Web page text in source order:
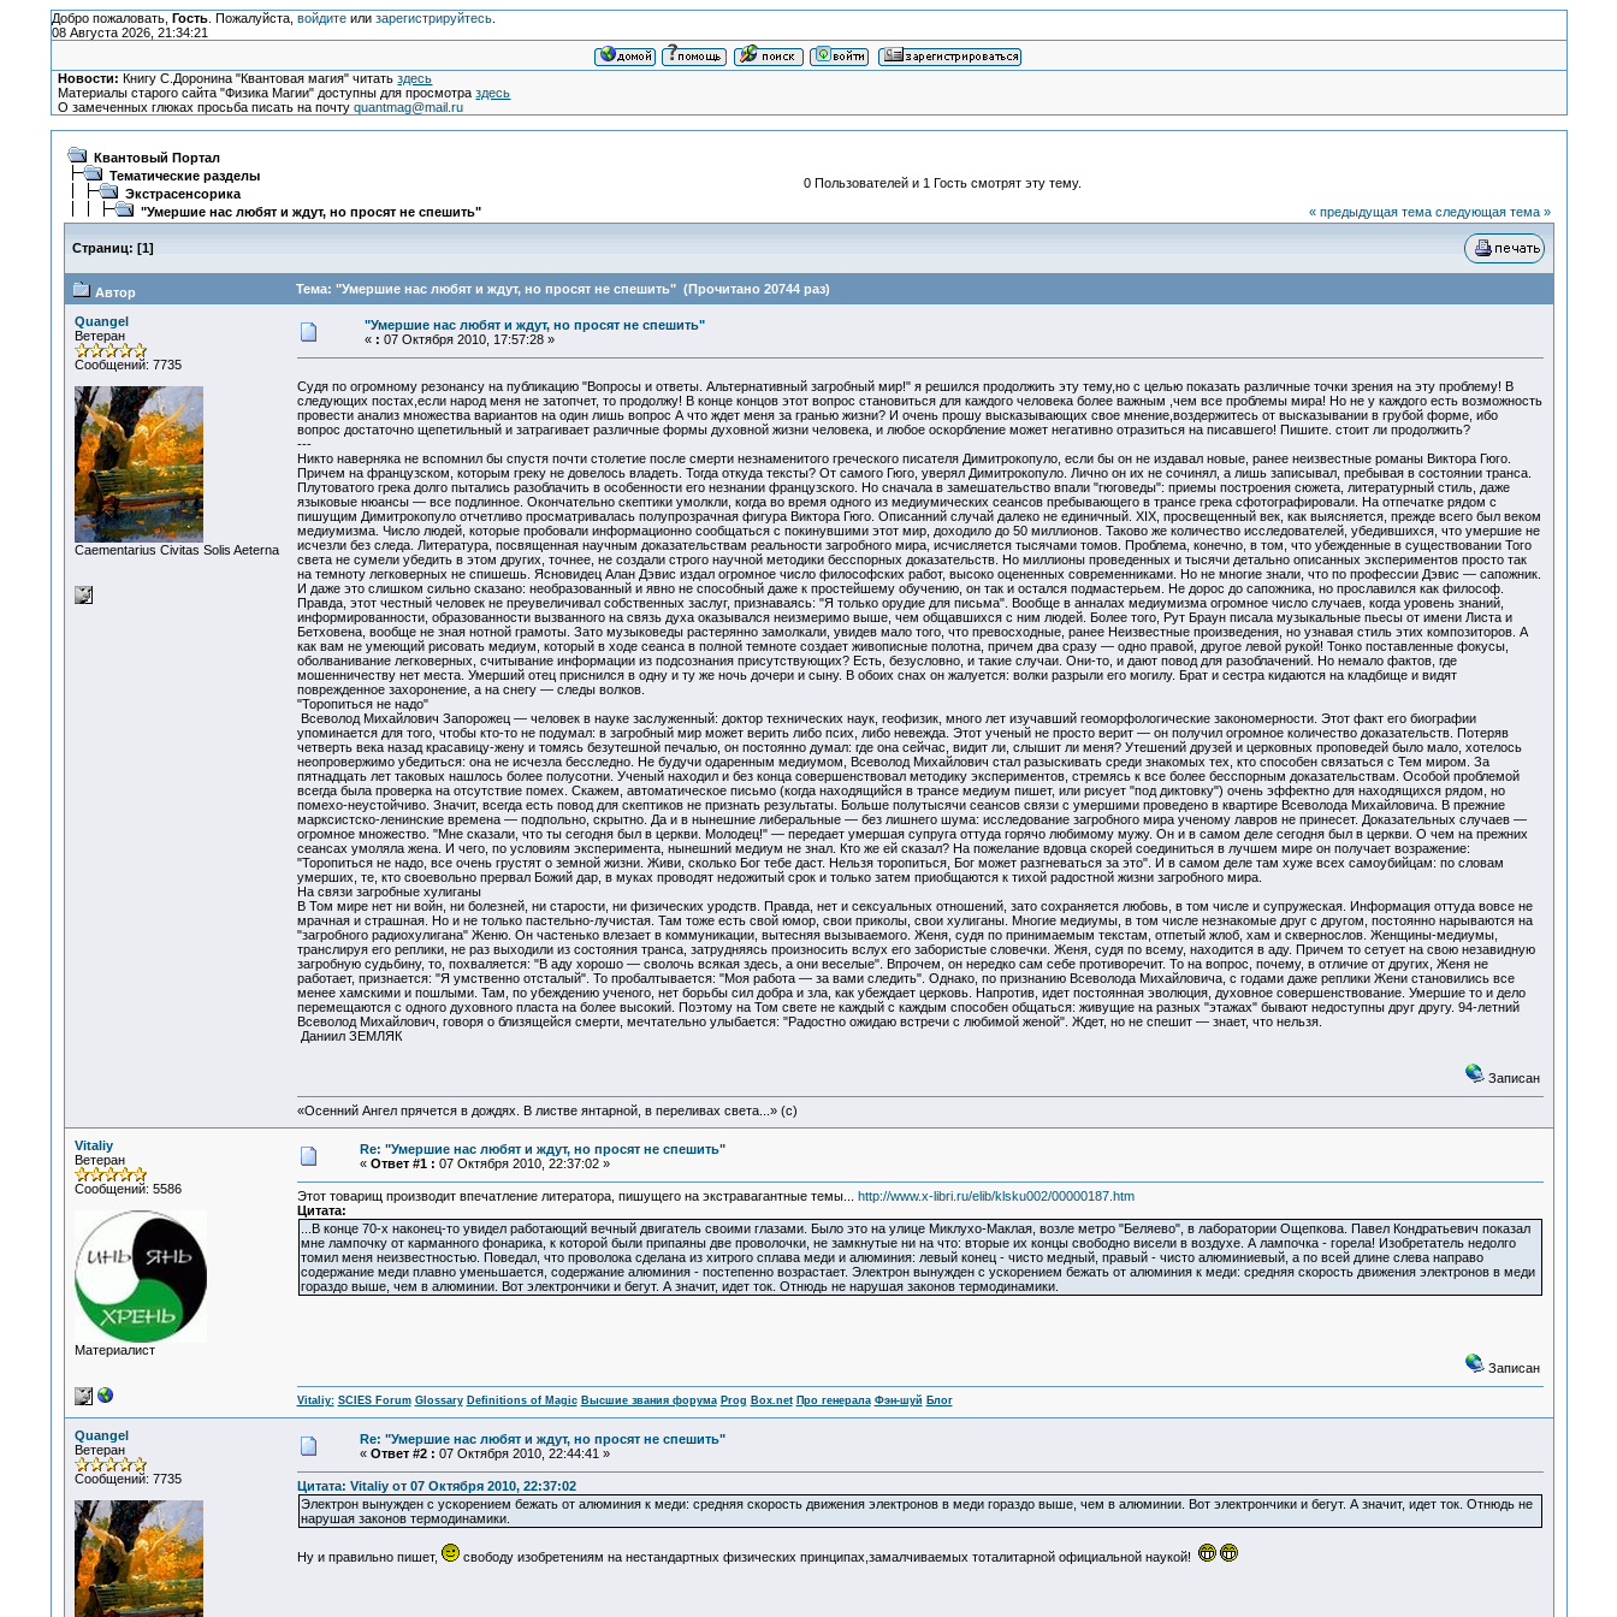
Добро пожаловать, Гость. Пожалуйста, войдитеили зарегистрируйтесь.
08 Августа 2026, 21:34:21
Новости: Книгу С.Доронина "Квантовая магия" читатьздесь
Материалы старого сайта "Физика Магии" доступны для просмотраздесь
О замеченных глюках просьба писать на почтуquantmag@mail.ru
Квантовый Портал
Тематические разделы
Экстрасенсорика
"Умершие нас любят и ждут, но просят не спешить"
0 Пользователей и 1 Гость смотрят эту тему.
« предыдущая тема следующая тема »
Страниц: [1]
Автор Тема: "Умершие нас любят и ждут, но просят не спешить" (Прочитано 20744 раз)
Quangel
Ветеран
Сообщений: 7735
Сaementarius Civitas Solis Aeterna
"Умершие нас любят и ждут, но просят не спешить"
« : 07 Октября 2010, 17:57:28 »
Судя по огромному резонансу на публикацию "Вопросы и ответы. Альтернативный загробный мир!" я решился продолжить эту тему,но с целью показать различные точки зрения на эту проблему! В
следующих постах,если народ меня не затопчет, то продолжу! В конце концов этот вопрос становиться для каждого человека более важным ,чем все проблемы мира! Но не у каждого есть возможность
провести анализ множества вариантов на один лишь вопрос А что ждет меня за гранью жизни? И очень прошу высказывающих свое мнение,воздержитесь от высказывании в грубой форме, ибо
вопрос достаточно щепетильный и затрагивает различные формы духовной жизни человека, и любое оскорбление может негативно отразиться на писавшего! Пишите. стоит ли продолжить?
---
Никто наверняка не вспомнил бы спустя почти столетие после смерти незнаменитого греческого писателя Димитрокопуло, если бы он не издавал новые, ранее неизвестные романы Виктора Гюго.
Причем на французском, которым греку не довелось владеть. Тогда откуда тексты? От самого Гюго, уверял Димитрокопуло. Лично он их не сочинял, а лишь записывал, пребывая в состоянии транса.
Плутоватого грека долго пытались разоблачить в особенности его незнании французского. Но сначала в замешательство впали "гюговеды": приемы построения сюжета, литературный стиль, даже
языковые нюансы — все подлинное. Окончательно скептики умолкли, когда во время одного из медиумических сеансов пребывающего в трансе грека сфотографировали. На отпечатке рядом с
пишущим Димитрокопуло отчетливо просматривалась полупрозрачная фигура Виктора Гюго. Описанний случай далеко не единичный. XIX, просвещенный век, как выясняется, прежде всего был веком
медиумизма. Число людей, которые пробовали информационно сообщаться с покинувшими этот мир, доходило до 50 миллионов. Таково же количество исследователей, убедившихся, что умершие не
исчезли без следа. Литература, посвященная научным доказательствам реальности загробного мира, исчисляется тысячами томов. Проблема, конечно, в том, что убежденные в существовании Того
света не сумели убедить в этом других, точнее, не создали строго научной методики бесспорных доказательств. Но миллионы проведенных и тысячи детально описанных экспериментов просто так
на темноту легковерных не спишешь. Ясновидец Алан Дэвис издал огромное число философских работ, высоко оцененных современниками. Но не многие знали, что по профессии Дэвис — сапожник.
И даже это слишком сильно сказано: необразованный и явно не способный даже к простейшему обучению, он так и остался подмастерьем. Не дорос до сапожника, но прославился как философ.
Правда, этот честный человек не преувеличивал собственных заслуг, признаваясь: "Я только орудие для письма". Вообще в анналах медиумизма огромное число случаев, когда уровень знаний,
информированности, образованности вызванного на связь духа оказывался неизмеримо выше, чем общавшихся с ним людей. Более того, Рут Браун писала музыкальные пьесы от имени Листа и
Бетховена, вообще не зная нотной грамоты. Зато музыковеды растерянно замолкали, увидев мало того, что превосходные, ранее Неизвестные произведения, но узнавая стиль этих композиторов. А
как вам не умеющий рисовать медиум, который в ходе сеанса в полной темноте создает живописные полотна, причем два сразу — одно правой, другое левой рукой! Тонко поставленные фокусы,
оболванивание легковерных, считывание информации из подсознания присутствующих? Есть, безусловно, и такие случаи. Они-то, и дают повод для разоблачений. Но немало фактов, где
мошенничеству нет места. Умерший отец приснился в одну и ту же ночь дочери и сыну. В обоих снах он жалуется: волки разрыли его могилу. Брат и сестра кидаются на кладбище и видят
поврежденное захоронение, а на снегу — следы волков.
"Торопиться не надо"
Всеволод Михайлович Запорожец — человек в науке заслуженный: доктор технических наук, геофизик, много лет изучавший геоморфологические закономерности. Этот факт его биографии
упоминается для того, чтобы кто-то не подумал: в загробный мир может верить либо псих, либо невежда. Этот ученый не просто верит — он получил огромное количество доказательств. Потеряв
четверть века назад красавицу-жену и томясь безутешной печалью, он постоянно думал: где она сейчас, видит ли, слышит ли меня? Утешений друзей и церковных проповедей было мало, хотелось
неопровержимо убедиться: она не исчезла бесследно. Не будучи одаренным медиумом, Всеволод Михайлович стал разыскивать среди знакомых тех, кто способен связаться с Тем миром. За
пятнадцать лет таковых нашлось более полусотни. Ученый находил и без конца совершенствовал методику экспериментов, стремясь к все более бесспорным доказательствам. Особой проблемой
всегда была проверка на отсутствие помех. Скажем, автоматическое письмо (когда находящийся в трансе медиум пишет, или рисует "под диктовку") очень эффектно для находящихся рядом, но
помехо-неустойчиво. Значит, всегда есть повод для скептиков не признать результаты. Больше полутысячи сеансов связи с умершими проведено в квартире Всеволода Михайловича. В прежние
марксистско-ленинские времена — подпольно, скрытно. Да и в нынешние либеральные — без лишнего шума: исследование загробного мира ученому лавров не принесет. Доказательных случаев —
огромное множество. "Мне сказали, что ты сегодня был в церкви. Молодец!" — передает умершая супруга оттуда горячо любимому мужу. Он и в самом деле сегодня был в церкви. О чем на прежних
сеансах умоляла жена. И чего, по условиям эксперимента, нынешний медиум не знал. Кто же ей сказал? На пожелание вдовца скорей соединиться в лучшем мире он получает возражение:
"Торопиться не надо, все очень грустят о земной жизни. Живи, сколько Бог тебе даст. Нельзя торопиться, Бог может разгневаться за это". И в самом деле там хуже всех самоубийцам: по словам
умерших, те, кто своевольно прервал Божий дар, в муках проводят недожитый срок и только затем приобщаются к тихой радостной жизни загробного мира.
На связи загробные хулиганы
В Том мире нет ни войн, ни болезней, ни старости, ни физических уродств. Правда, нет и сексуальных отношений, зато сохраняется любовь, в том числе и супружеская. Информация оттуда вовсе не
мрачная и страшная. Но и не только пастельно-лучистая. Там тоже есть свой юмор, свои приколы, свои хулиганы. Многие медиумы, в том числе незнакомые друг с другом, постоянно нарываются на
"загробного радиохулигана" Женю. Он частенько влезает в коммуникации, вытесняя вызываемого. Женя, судя по принимаемым текстам, отпетый жлоб, хам и сквернослов. Женщины-медиумы,
транслируя его реплики, не раз выходили из состояния транса, затрудняясь произносить вслух его забористые словечки. Женя, судя по всему, находится в аду. Причем то сетует на свою незавидную
загробную судьбину, то, похваляется: "В аду хорошо — сволочь всякая здесь, а они веселые". Впрочем, он нередко сам себе противоречит. То на вопрос, почему, в отличие от других, Женя не
работает, признается: "Я умственно отсталый". То пробалтывается: "Моя работа — за вами следить". Однако, по признанию Всеволода Михайловича, с годами даже реплики Жени становились все
менее хамскими и пошлыми. Там, по убеждению ученого, нет борьбы сил добра и зла, как убеждает церковь. Напротив, идет постоянная эволюция, духовное совершенствование. Умершие то и дело
перемещаются с одного духовного пласта на более высокий. Поэтому на Том свете не каждый с каждым способен общаться: живущие на разных "этажах" бывают недоступны друг другу. 94-летний
Всеволод Михайлович, говоря о близящейся смерти, мечтательно улыбается: "Радостно ожидаю встречи с любимой женой". Ждет, но не спешит — знает, что нельзя.
Даниил ЗЕМЛЯК
Записан
«Осенний Ангел прячется в дождях. В листве янтарной, в переливах света...» (c)
Vitaliy
Ветеран
Сообщений: 5586
Материалист
Re: "Умершие нас любят и ждут, но просят не спешить"
« Ответ #1 : 07 Октября 2010, 22:37:02 »
Этот товарищ производит впечатление литератора, пишущего на экстравагантные темы...
http://www.x-libri.ru/elib/klsku002/00000187.htm
Цитата:
...В конце 70-х наконец-то увидел работающий вечный двигатель своими глазами. Было это на улице Миклухо-Маклая, возле метро "Беляево", в лаборатории Ощепкова. Павел Кондратьевич показал
мне лампочку от карманного фонарика, к которой были припаяны две проволочки, не замкнутые ни на что: вторые их концы свободно висели в воздухе. А лампочка - горела! Изобретатель недолго
томил меня неизвестностью. Поведал, что проволока сделана из хитрого сплава меди и алюминия: левый конец - чисто медный, правый - чисто алюминиевый, а по всей длине слева направо
содержание меди плавно уменьшается, содержание алюминия - постепенно возрастает. Электрон вынужден с ускорением бежать от алюминия к меди: средняя скорость движения электронов в меди
гораздо выше, чем в алюминии. Вот электрончики и бегут. А значит, идет ток. Отнюдь не нарушая законов термодинамики.
Записан
Vitaliy: SCIES Forum Glossary Definitions of Magic Высшие звания форума Prog Box.net Про генерала Фэн-шуй Блог
Quangel
Ветеран
Сообщений: 7735
Re: "Умершие нас любят и ждут, но просят не спешить"
« Ответ #2 : 07 Октября 2010, 22:44:41 »
Цитата: Vitaliy от 07 Октября 2010, 22:37:02
Электрон вынужден с ускорением бежать от алюминия к меди: средняя скорость движения электронов в меди гораздо выше, чем в алюминии. Вот электрончики и бегут. А значит, идет ток. Отнюдь не
нарушая законов термодинамики.
Ну и правильно пишет, свободу изобретениям на нестандартных физических принципах,замалчиваемых тоталитарной официальной наукой!